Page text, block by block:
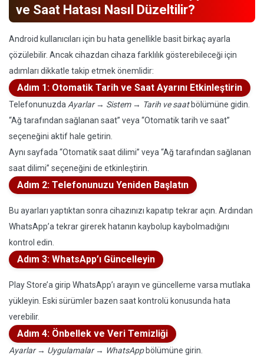
ve Saat Hatası Nasıl Düzeltilir?
Android kullanıcıları için bu hata genellikle basit birkaç ayarla
çözülebilir. Ancak cihazdan cihaza farklılık gösterebileceği için
adımları dikkatle takip etmek önemlidir:
Adım 1: Otomatik Tarih ve Saat Ayarını Etkinleştirin
Telefonunuzda Ayarlar→ Sistem→ Tarih ve saatbölümüne gidin.
“Ağ tarafından sağlanan saat” veya “Otomatik tarih ve saat”
seçeneğini aktif hale getirin.
Aynı sayfada “Otomatik saat dilimi” veya “Ağ tarafından sağlanan
saat dilimi” seçeneğini de etkinleştirin.
Adım 2: Telefonunuzu Yeniden Başlatın
Bu ayarları yaptıktan sonra cihazınızı kapatıp tekrar açın. Ardından
WhatsApp’a tekrar girerek hatanın kaybolup kaybolmadığını
kontrol edin.
Adım 3: WhatsApp’ı Güncelleyin
Play Store’a girip WhatsApp’ı arayın ve güncelleme varsa mutlaka
yükleyin. Eski sürümler bazen saat kontrolü konusunda hata
verebilir.
Adım 4: Önbellek ve Veri Temizliği
Ayarlar→ Uygulamalar→ WhatsAppbölümüne girin.